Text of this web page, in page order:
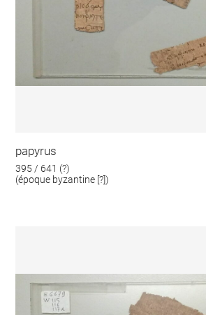
papyrus
395 / 641 (?)
(époque byzantine [?])